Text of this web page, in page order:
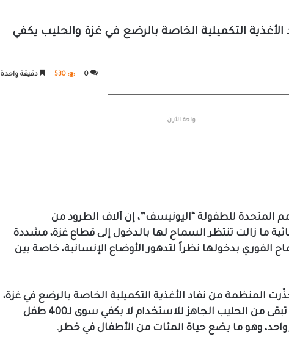
الأغذية التكميلية الخاصة بالرضع في غزة والحليب يكفي
0
530
دقيقة واحدة
واحة الأرن
المتحدة للطفولة “اليونيسف”، إن آلاف الطرود من
ما زالت تنتظر السماح لها بالدخول إلى قطاع غزة، مشددة
الفوري بدخولها نظراً لتدهور الأوضاع الإنسانية، خاصة بين
المنظمة من نفاد الأغذية التكميلية الخاصة بالرضع في غزة،
مشيرة إلى أن ما تبقى من الحليب الجاهز للاستخدام لا يكفي سوى لـ400 طفل
وهو ما يضع حياة المئات من الأطفال في خطر.